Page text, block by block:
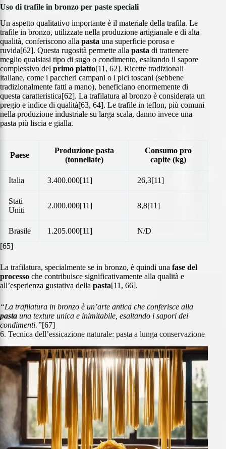
Uso di trafile in bronzo per paste speciali
Un aspetto qualitativo importante è il materiale della trafila. Le
trafile in bronzo, utilizzate nella produzione artigianale e di alta
qualità, conferiscono alla pasta una superficie porosa e
ruvida[62]. Questa rugosità permette alla pasta di trattenere
meglio qualsiasi tipo di sugo o condimento, esaltando il sapore
complessivo del primo piatto[11, 62]. Ricette tradizionali
italiane, come i paccheri campani o i pici toscani (sebbene
tradizionalmente fatti a mano), beneficiano enormemente di
questa caratteristica[62]. La trafilatura al bronzo è considerata un
pregio e indice di qualità[63, 64]. Le trafile in teflon, più comuni
nella produzione industriale su larga scala, danno invece una
pasta più liscia e gialla.
Paese
Produzione pasta
(tonnellate)
Consumo pro
capite (kg)
Italia 3.400.000[11] 26,3[11]
Stati
Uniti
2.000.000[11] 8,8[11]
Brasile 1.205.000[11]
N/D
[65]
La trafilatura, specialmente se in bronzo, è quindi una fase del
processo che contribuisce significativamente alla qualità e
all’esperienza gustativa della pasta[11, 66].
“La trafilatura in bronzo è un’arte antica che conferisce alla
pasta una texture unica e inimitabile, esaltando i sapori dei
condimenti.”[67]
6. Tecnica dell’essicazione naturale: pasta a lunga conservazione